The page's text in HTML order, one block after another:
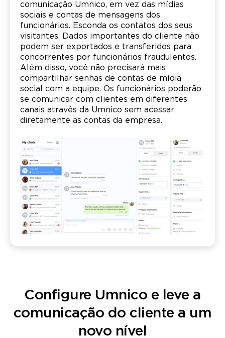
comunicação Umnico, em vez das mídias
sociais e contas de mensagens dos
funcionários. Esconda os contatos dos seus
visitantes. Dados importantes do cliente não
podem ser exportados e transferidos para
concorrentes por funcionários fraudulentos.
Além disso, você não precisará mais
compartilhar senhas de contas de mídia
social com a equipe. Os funcionários poderão
se comunicar com clientes em diferentes
canais através da Umnico sem acessar
diretamente as contas da empresa.
Configure Umnico e leve a
comunicação do cliente a um
novo nível